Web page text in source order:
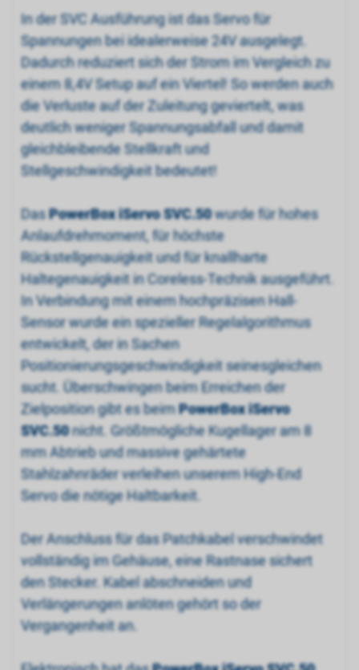
In der SVC Ausführung ist das Servo für
Spannungen bei idealerweise 24V ausgelegt.
Dadurch reduziert sich der Strom im Vergleich zu
einem 8,4V Setup auf ein Viertel! So werden auch
die Verluste auf der Zuleitung geviertelt, was
deutlich weniger Spannungsabfall und damit
gleichbleibende Stellkraft und
Stellgeschwindigkeit bedeutet!
DasPowerBox iServo SVC.50wurde für hohes
Anlaufdrehmoment, für höchste
Rückstellgenauigkeit und für knallharte
Haltegenauigkeit in Coreless-Technik ausgeführt.
In Verbindung mit einem hochpräzisen Hall-
Sensor wurde ein spezieller Regelalgorithmus
entwickelt, der in Sachen
Positionierungsgeschwindigkeit seinesgleichen
sucht. Überschwingen beim Erreichen der
Zielposition gibt es beimPowerBox iServo
SVC.50nicht. Größtmögliche Kugellager am 8
mm Abtrieb und massive gehärtete
Stahlzahnräder verleihen unserem High-End
Servo die nötige Haltbarkeit.
Der Anschluss für das Patchkabel verschwindet
vollständig im Gehäuse, eine Rastnase sichert
den Stecker. Kabel abschneiden und
Verlängerungen anlöten gehört so der
Vergangenheit an.